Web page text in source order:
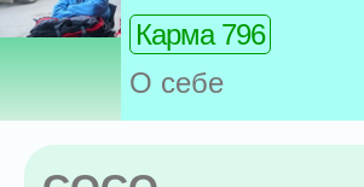
Карма 796
О себе